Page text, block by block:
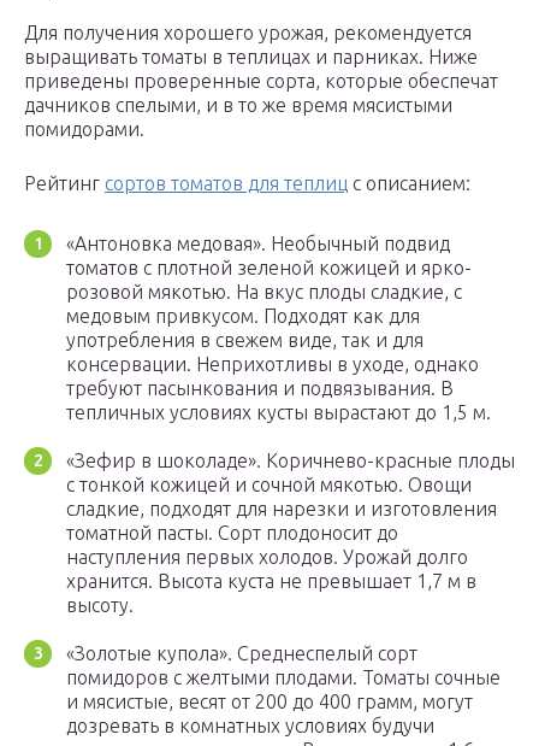
Для получения хорошего урожая, рекомендуется
выращивать томаты в теплицах и парниках. Ниже
приведены проверенные сорта, которые обеспечат
дачников спелыми, и в то же время мясистыми
помидорами.
Рейтинг сортов томатов для теплиц с описанием:
«Антоновка медовая». Необычный подвид
томатов с плотной зеленой кожицей и ярко-
розовой мякотью. На вкус плоды сладкие, с
медовым привкусом. Подходят как для
употребления в свежем виде, так и для
консервации. Неприхотливы в уходе, однако
требуют пасынкования и подвязывания. В
тепличных условиях кусты вырастают до 1,5 м.
«Зефир в шоколаде». Коричнево-красные плоды
с тонкой кожицей и сочной мякотью. Овощи
сладкие, подходят для нарезки и изготовления
томатной пасты. Сорт плодоносит до
наступления первых холодов. Урожай долго
хранится. Высота куста не превышает 1,7 м в
высоту.
«Золотые купола». Среднеспелый сорт
помидоров с желтыми плодами. Томаты сочные
и мясистые, весят от 200 до 400 грамм, могут
дозревать в комнатных условиях будучи